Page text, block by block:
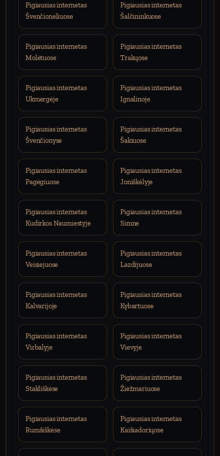
Pigiausias internetas
Švenčionėliuose
Pigiausias internetas
Šalčininkuose
Pigiausias internetas
Molėtuose
Pigiausias internetas
Trakųose
Pigiausias internetas
Ukmergėje
Pigiausias internetas
Ignalinoje
Pigiausias internetas
Švenčionyse
Pigiausias internetas
Šakiuose
Pigiausias internetas
Pagėgiuose
Pigiausias internetas
Joniškėlyje
Pigiausias internetas
Kudirkos Naumiestyje
Pigiausias internetas
Simne
Pigiausias internetas
Veisiejuose
Pigiausias internetas
Lazdijuose
Pigiausias internetas
Kalvarijoje
Pigiausias internetas
Kybartuose
Pigiausias internetas
Virbalyje
Pigiausias internetas
Vievyje
Pigiausias internetas
Stakliškėse
Pigiausias internetas
Žiežmariuose
Pigiausias internetas
Rumšiškėse
Pigiausias internetas
Kaišiadoriųose